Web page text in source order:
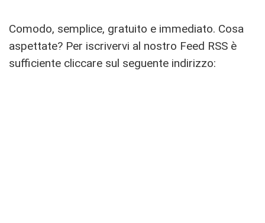
Comodo, semplice, gratuito e immediato. Cosa
aspettate? Per iscrivervi al nostro Feed RSS è
sufficiente cliccare sul seguente indirizzo: